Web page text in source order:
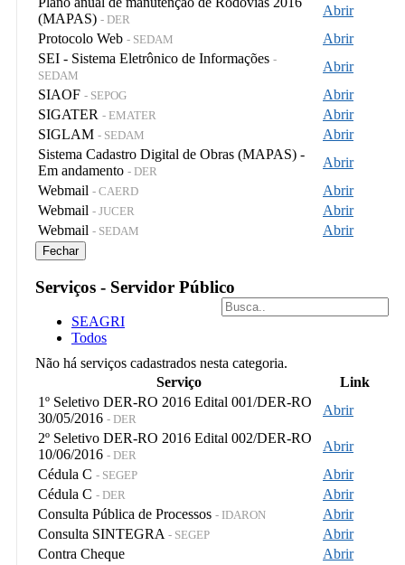
(MAPAS) - DER
Abrir
Protocolo Web - SEDAM
Abrir
SEI - Sistema Eletrônico de Informações -
SEDAM
Abrir
SIAOF - SEPOG
Abrir
SIGATER - EMATER
Abrir
SIGLAM - SEDAM
Abrir
Sistema Cadastro Digital de Obras (MAPAS) -
Em andamento - DER
Abrir
Webmail - CAERD
Abrir
Webmail - JUCER
Abrir
Webmail - SEDAM Abrir
Fechar
Serviços - Servidor Público
SEAGRI
Todos
Não há serviços cadastrados nesta categoria.
Serviço
Link
1º Seletivo DER-RO 2016 Edital 001/DER-RO
30/05/2016 - DER
Abrir
2º Seletivo DER-RO 2016 Edital 002/DER-RO
10/06/2016 - DER
Abrir
Cédula C - SEGEP
Abrir
Cédula C - DER
Abrir
Consulta Pública de Processos - IDARON
Abrir
Consulta SINTEGRA - SEGEP
Abrir
Contra Cheque
Abrir